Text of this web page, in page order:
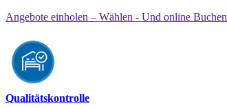
Angebote einholen – Wählen - Und online Buchen
Qualitätskontrolle